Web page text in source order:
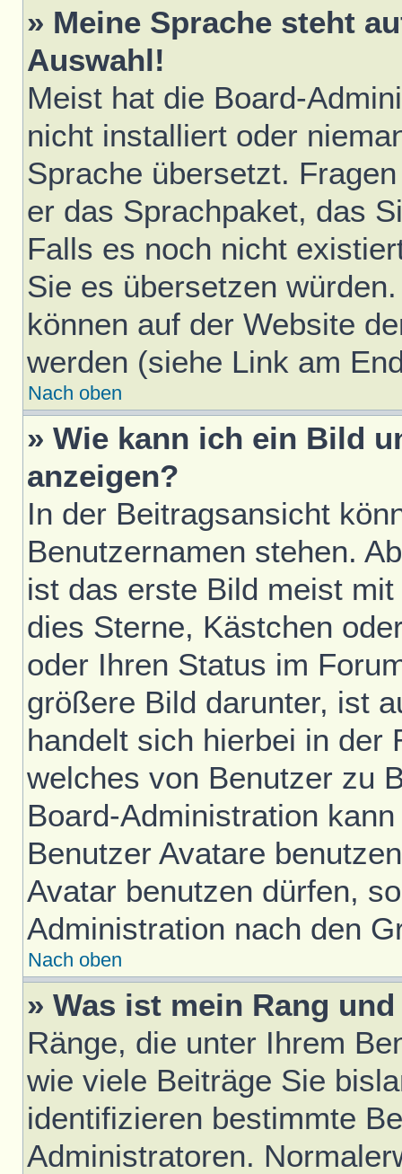
» Meine Sprache steht
Auswahl!
Meist hat die Board-
nicht installiert oder
Sprache übersetzt.
er das Sprachpaket, das
Falls es noch nicht
Sie es übersetzen
können auf der Website
werden (siehe Link am
Nach oben
» Wie kann ich ein Bild
anzeigen?
In der Beitragsansicht
Benutzernamen stehen.
ist das erste Bild meist
dies Sterne, Kästchen
oder Ihren Status im
größere Bild darunter, ist
handelt sich hierbei in der
welches von Benutzer zu
Board-Administration
Benutzer Avatare
Avatar benutzen dürfen,
Administration nach den
Nach oben
» Was ist mein Rang
Ränge, die unter Ihrem
wie viele Beiträge Sie
identifizieren bestimmte
Administratoren.